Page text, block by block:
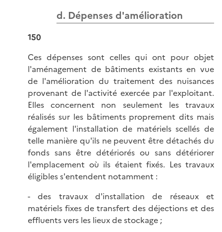
d. Dépenses d'amélioration
150
Ces dépenses sont celles qui ont pour objet
l'aménagement de bâtiments existants en vue
de l'amélioration du traitement des nuisances
provenant de l'activité exercée par l'exploitant.
Elles concernent non seulement les travaux
réalisés sur les bâtiments proprement dits mais
également l'installation de matériels scellés de
telle manière qu'ils ne peuvent être détachés du
fonds sans être détériorés ou sans détériorer
l'emplacement où ils étaient fixés. Les travaux
éligibles s'entendent notamment :
- des travaux d'installation de réseaux et
matériels fixes de transfert des déjections et des
effluents vers les lieux de stockage ;